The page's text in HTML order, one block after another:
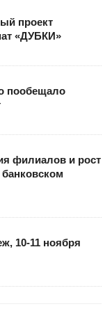
проект
«ДУБКИ»
пообещало
филиалов и рост
10-11 ноября